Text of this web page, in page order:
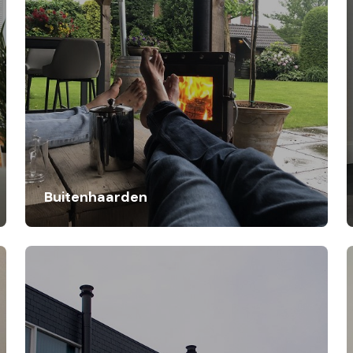
Buitenhaarden